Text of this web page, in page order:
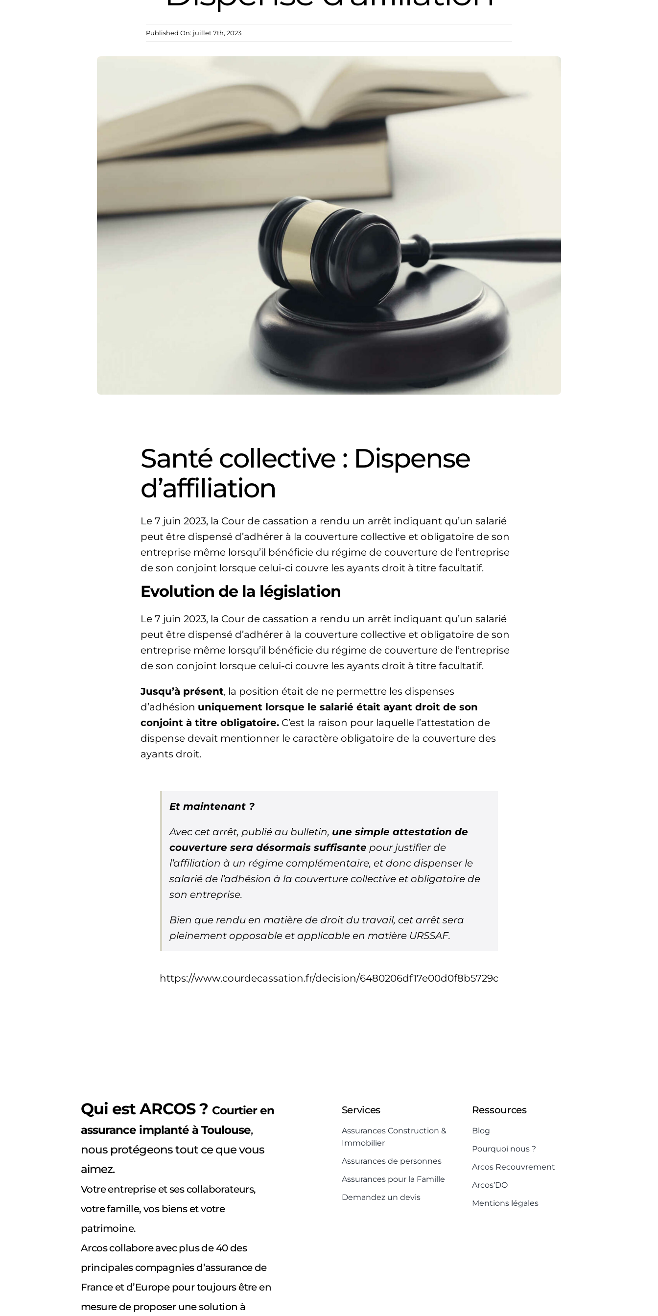
Published On: juillet 7th, 2023
Santé collective : Dispense
d’affiliation
Le 7 juin 2023, la Cour de cassation a rendu un arrêt indiquant qu’un salarié
peut être dispensé d’adhérer à la couverture collective et obligatoire de son
entreprise même lorsqu’il bénéficie du régime de couverture de l’entreprise
de son conjoint lorsque celui-ci couvre les ayants droit à titre facultatif.
Evolution de la législation
Le 7 juin 2023, la Cour de cassation a rendu un arrêt indiquant qu’un salarié
peut être dispensé d’adhérer à la couverture collective et obligatoire de son
entreprise même lorsqu’il bénéficie du régime de couverture de l’entreprise
de son conjoint lorsque celui-ci couvre les ayants droit à titre facultatif.
Jusqu’à présent, la position était de ne permettre les dispenses
d’adhésion uniquement lorsque le salarié était ayant droit de son
conjoint à titre obligatoire.C’est la raison pour laquelle l’attestation de
dispense devait mentionner le caractère obligatoire de la couverture des
ayants droit.
Et maintenant ?
Avec cet arrêt, publié au bulletin, une simple attestation de
couverture sera désormais suffisante pour justifier de
l’affiliation à un régime complémentaire, et donc dispenser le
salarié de l’adhésion à la couverture collective et obligatoire de
son entreprise.
Bien que rendu en matière de droit du travail, cet arrêt sera
pleinement opposable et applicable en matière URSSAF.
https://www.courdecassation.fr/decision/6480206df17e00d0f8b5729c
Qui est ARCOS ? Courtier en
assurance implanté à Toulouse,
nous protégeons tout ce que vous
aimez.
Votre entreprise et ses collaborateurs,
votre famille, vos biens et votre
patrimoine.
Arcos collabore avec plus de 40 des
principales compagnies d’assurance de
France et d’Europe pour toujours être en
mesure de proposer une solution à
Services
Assurances Construction &
Immobilier
Assurances de personnes
Assurances pour la Famille
Demandez un devis
Ressources
Blog
Pourquoi nous ?
Arcos Recouvrement
Arcos’DO
Mentions légales